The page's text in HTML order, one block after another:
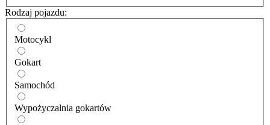
Rodzaj pojazdu:
Motocykl
Gokart
Samochód
Wypożyczalnia gokartów